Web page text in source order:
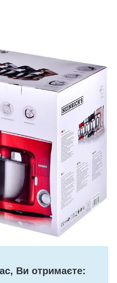
Ви отримаєте: